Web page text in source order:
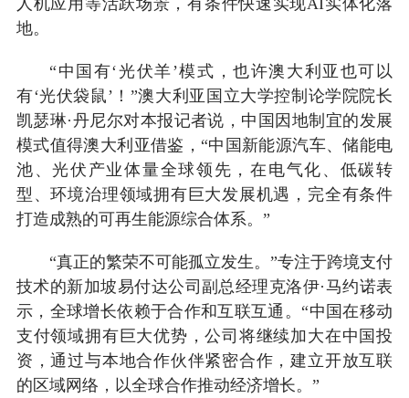
地。
“中国有‘光伏羊’模式，也许澳大利亚也可以
有‘光伏袋鼠’！”澳大利亚国立大学控制论学院院长
凯瑟琳·丹尼尔对本报记者说，中国因地制宜的发展
模式值得澳大利亚借鉴，“中国新能源汽车、储能电
池、光伏产业体量全球领先，在电气化、低碳转
型、环境治理领域拥有巨大发展机遇，完全有条件
打造成熟的可再生能源综合体系。”
“真正的繁荣不可能孤立发生。”专注于跨境支付
技术的新加坡易付达公司副总经理克洛伊·马约诺表
示，全球增长依赖于合作和互联互通。“中国在移动
支付领域拥有巨大优势，公司将继续加大在中国投
资，通过与本地合作伙伴紧密合作，建立开放互联
的区域网络，以全球合作推动经济增长。”